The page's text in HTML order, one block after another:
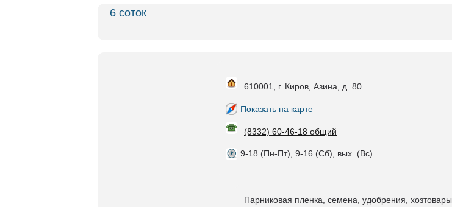
6 соток
610001, г. Киров, Азина, д. 80
Показать на карте
(8332) 60-46-18 общий
9-18 (Пн-Пт), 9-16 (Сб), вых. (Вс)
Парниковая пленка, семена, удобрения, хозтовары,